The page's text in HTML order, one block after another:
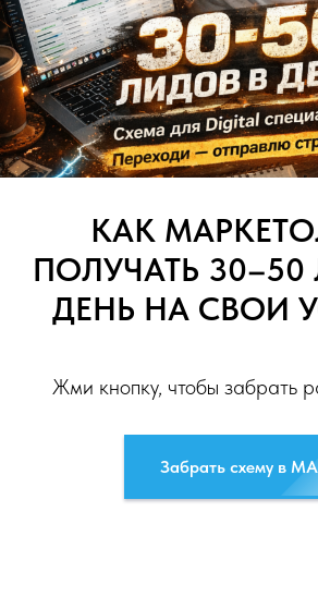
КАК
ПОЛУЧАТЬ
ДЕНЬ НА СВОИ
Жми кнопку, чтобы забрать
Забрать схему в